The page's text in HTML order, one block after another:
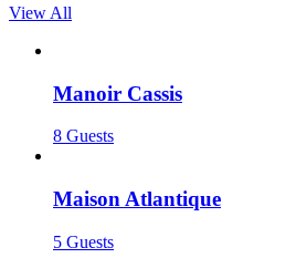
View All
Manoir Cassis
8 Guests
Maison Atlantique
5 Guests